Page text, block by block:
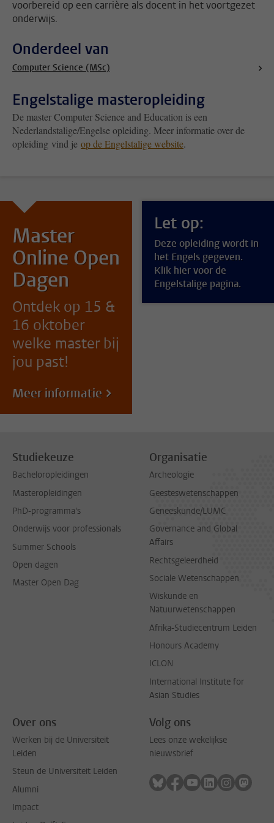
voorbereid op een carrière als docent in het voortgezet
onderwijs.
Onderdeel van
Computer Science (MSc)
Engelstalige masteropleiding
De master Computer Science and Education is een
Nederlandstalige/Engelse opleiding. Meer informatie over de
opleiding vind je op de Engelstalige website.
Master
Online Open
Dagen
Ontdek op 15 &
16 oktober
welke master bij
jou past!
Meer informatie
Let op:
Deze opleiding wordt in
het Engels gegeven.
Klik hier voor de
Engelstalige pagina.
Studiekeuze
Bacheloropleidingen
Masteropleidingen
PhD-programma's
Onderwijs voor professionals
Summer Schools
Open dagen
Master Open Dag
Organisatie
Archeologie
Geesteswetenschappen
Geneeskunde/LUMC
Governance and Global
Affairs
Rechtsgeleerdheid
Sociale Wetenschappen
Wiskunde en
Natuurwetenschappen
Afrika-Studiecentrum Leiden
Honours Academy
ICLON
International Institute for
Asian Studies
Over ons
Werken bij de Universiteit
Leiden
Steun de Universiteit Leiden
Alumni
Impact
Volg ons
Lees onze wekelijkse
nieuwsbrief
Volg ons op bluesky
Volg ons op facebook
Volg ons op
Volg ons op
Volg ons
Volg